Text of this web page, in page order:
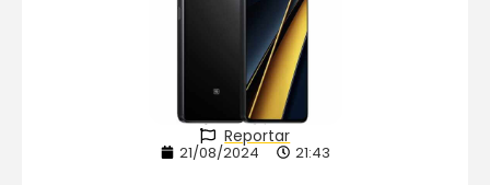
Reportar
21/08/2024 21:43